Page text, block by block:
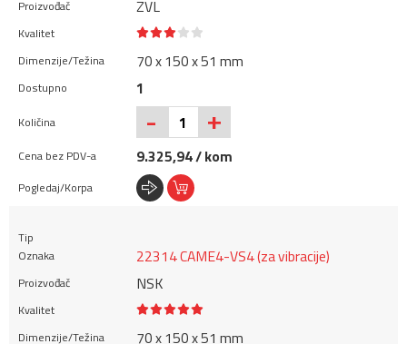
ZVL
70 x 150 x 51 mm
1
- +
9.325,94 / kom
22314 CAME4-VS4 (za vibracije)
NSK
70 x 150 x 51 mm